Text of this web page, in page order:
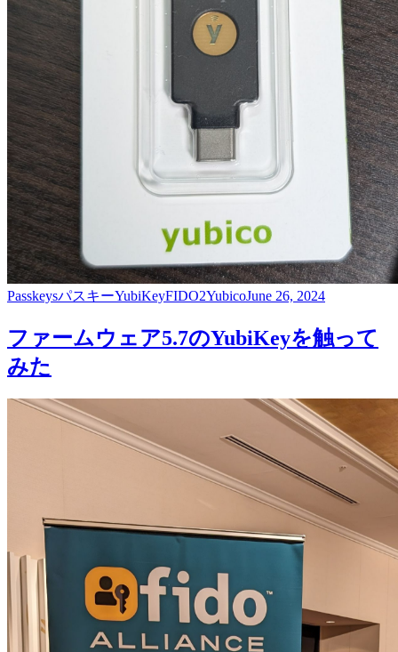
PasskeysパスキーYubiKeyFIDO2YubicoJune 26, 2024
ファームウェア5.7のYubiKeyを触って
みた